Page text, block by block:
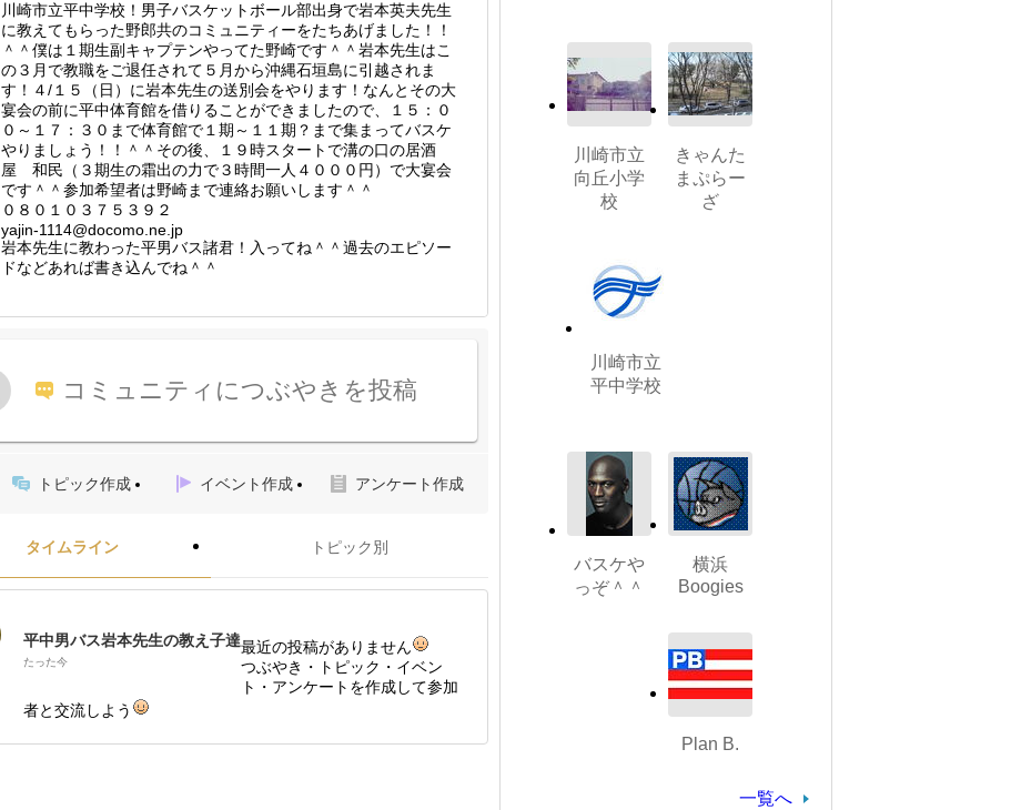
川崎市立平中学校！男子バスケットボール部出身で岩本英夫先生
に教えてもらった野郎共のコミュニティーをたちあげました！！
＾＾僕は１期生副キャプテンやってた野崎です＾＾岩本先生はこ
の３月で教職をご退任されて５月から沖縄石垣島に引越されま
す！４/１５（日）に岩本先生の送別会をやります！なんとその大
宴会の前に平中体育館を借りることができましたので、１５：０
０～１７：３０まで体育館で１期～１１期？まで集まってバスケ
やりましょう！！＾＾その後、１９時スタートで溝の口の居酒
屋 和民（３期生の霜出の力で３時間一人４０００円）で大宴会
です＾＾参加希望者は野崎まで連絡お願いします＾＾
０８０１０３７５３９２
yajin-1114@docomo.ne.jp
岩本先生に教わった平男バス諸君！入ってね＾＾過去のエピソー
ドなどあれば書き込んでね＾＾
コミュニティにつぶやきを投稿
トピック作成 イベント作成 アンケート作成
タイムライン トピック別
平中男バス岩本先生の教え子達
たった今
最近の投稿がありません
つぶやき・トピック・イベン
ト・アンケートを作成して参加
者と交流しよう
川崎市立
向丘小学
校
きゃんた
まぷらー
ざ
川崎市立
平中学校
バスケや
っぞ＾＾
横浜
Boogies
Plan B.
一覧へ